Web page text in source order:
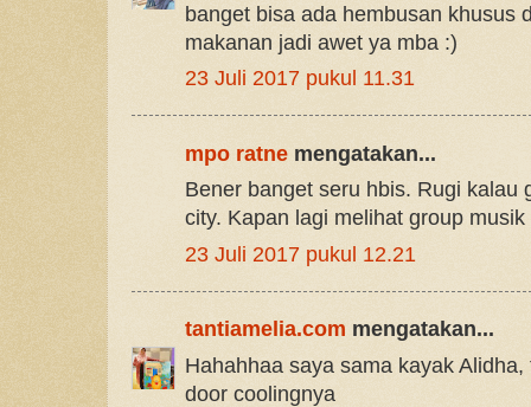
banget bisa ada hembusan khusus
makanan jadi awet ya mba :)
23 Juli 2017 pukul 11.31
mpo ratne mengatakan...
Bener banget seru hbis. Rugi kalau
city. Kapan lagi melihat group
23 Juli 2017 pukul 12.21
tantiamelia.com mengatakan...
Hahahhaa saya sama kayak
door coolingnya